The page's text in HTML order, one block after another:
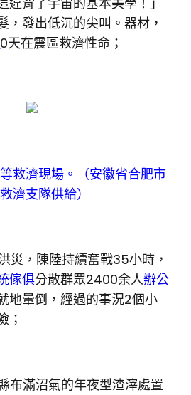
，發出低沉的尖叫。器材，
0天在震區救濟性命；
救濟現場。（安徽省合肥市
濟支隊供給）
災，陳陸持續奮戰35小時，
傢俱分散群眾2400余人辦公
地暈倒，經過的事況2個小
；
布滿沼氣的年夜型渣滓處置